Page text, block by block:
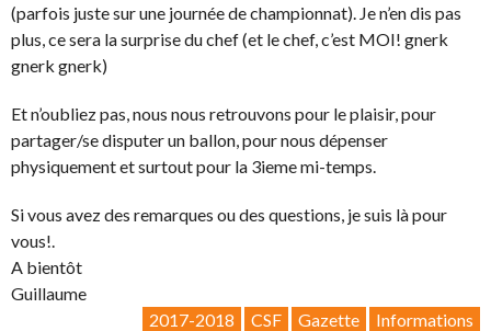
(parfois juste sur une journée de championnat). Je n’en dis pas
plus, ce sera la surprise du chef (et le chef, c’est MOI! gnerk
gnerk gnerk)
Et n’oubliez pas, nous nous retrouvons pour le plaisir, pour
partager/se disputer un ballon, pour nous dépenser
physiquement et surtout pour la 3ieme mi-temps.
Si vous avez des remarques ou des questions, je suis là pour
vous!.
A bientôt
Guillaume
2017-2018
CSF Gazette Informations